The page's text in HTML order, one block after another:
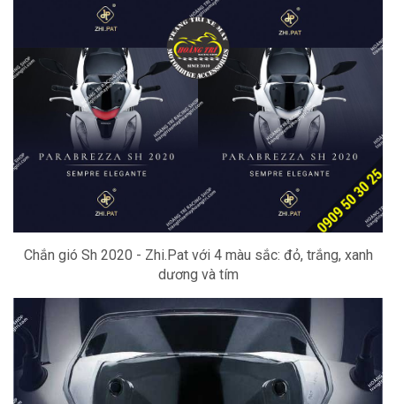
Chắn gió Sh 2020 - Zhi.Pat với 4 màu sắc: đỏ, trắng, xanh
dương và tím